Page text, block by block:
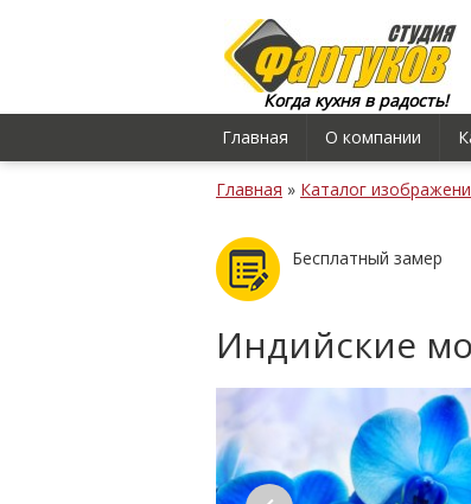
Когда кухня в радость!
Главная О компании
Главная » Каталог
Бесплатный замер
Индийские